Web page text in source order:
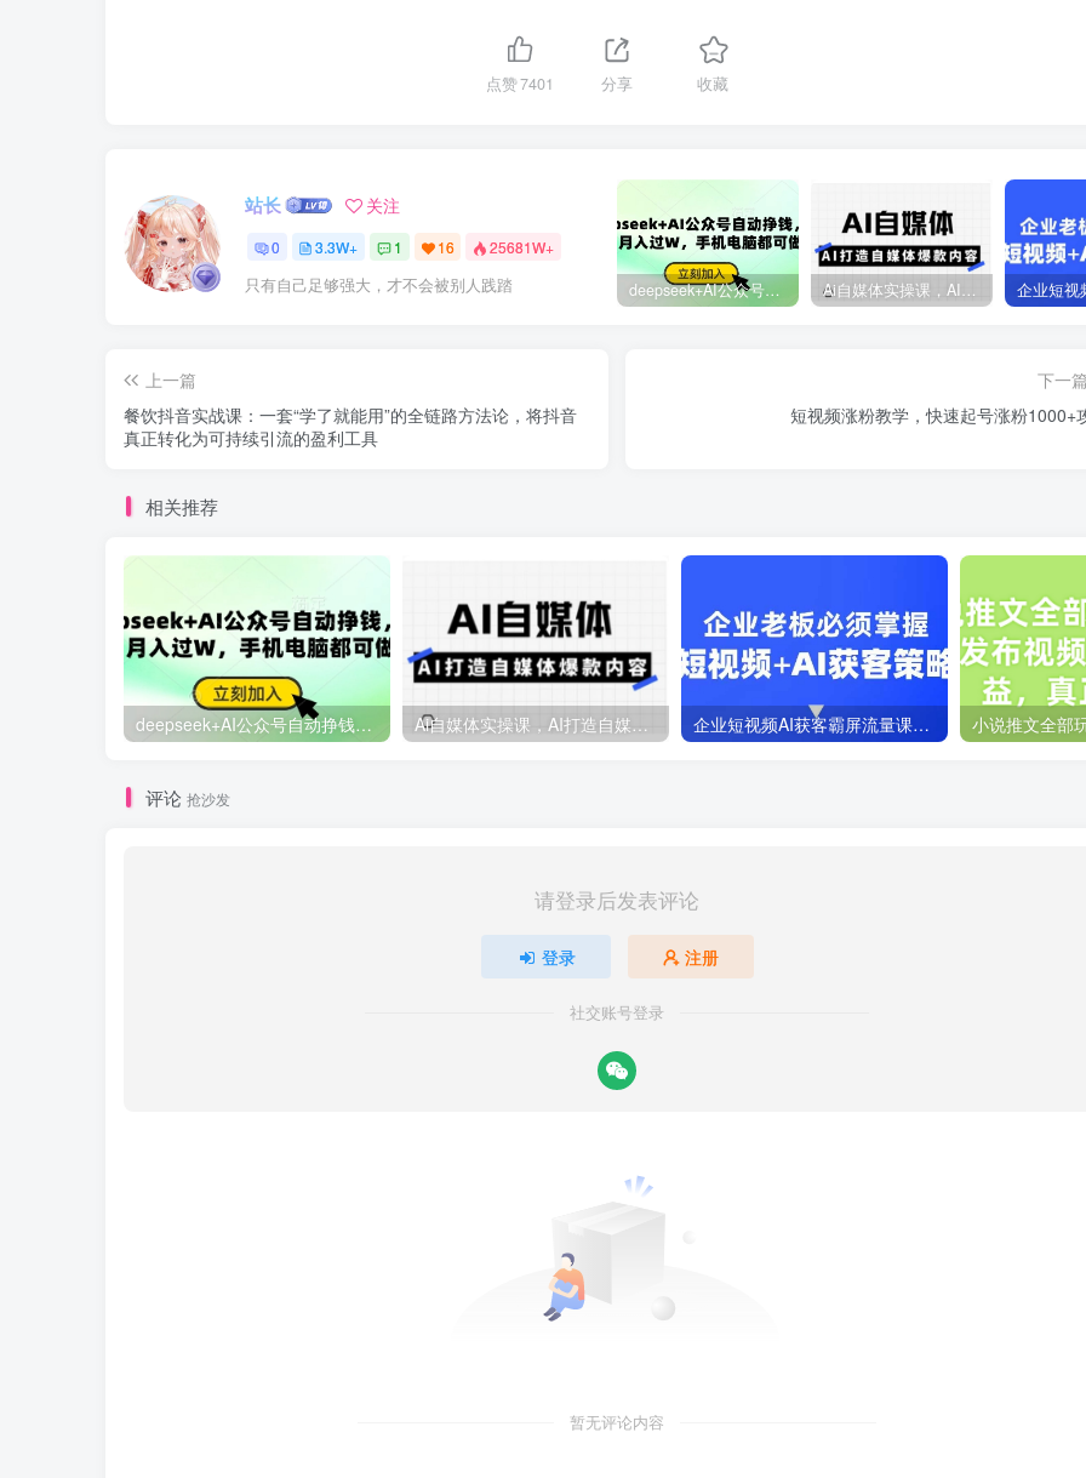
点赞7401 分享 收藏
站长 关注
0 3.3W+ 1 16 25681W+
只有自己足够强大，才不会被别人践踏 deepseek+AI公众号自动挣钱，轻松月入过W，手机电脑都可做 Ai自媒体实操课，AI打造自媒体爆款内容
上一篇
餐饮抖音实战课：一套“学了就能用”的全链路方法论，将抖音
真正转化为可持续引流的盈利工具
下一
短视频涨粉教学，快速起号涨粉1000+
相关推荐
deepseek+AI公众号自动挣钱，轻松月入过W，手机电脑都可做 Ai自媒体实操课，AI打造自媒体爆款内容 企业短视频AI获客霸屏流量课，6步短视频+AI突围法，3大霸屏抢客策略
评论 抢沙发
请登录后发表评论
登录 注册
社交账号登录
暂无评论内容